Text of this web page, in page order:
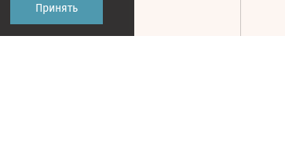
Принять